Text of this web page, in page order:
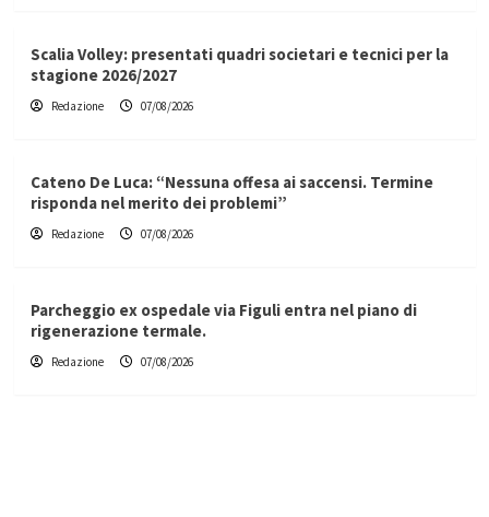
Scalia Volley: presentati quadri societari e tecnici per la
stagione 2026/2027
Redazione 07/08/2026
Cateno De Luca: “Nessuna offesa ai saccensi. Termine
risponda nel merito dei problemi”
Redazione 07/08/2026
Parcheggio ex ospedale via Figuli entra nel piano di
rigenerazione termale.
Redazione 07/08/2026